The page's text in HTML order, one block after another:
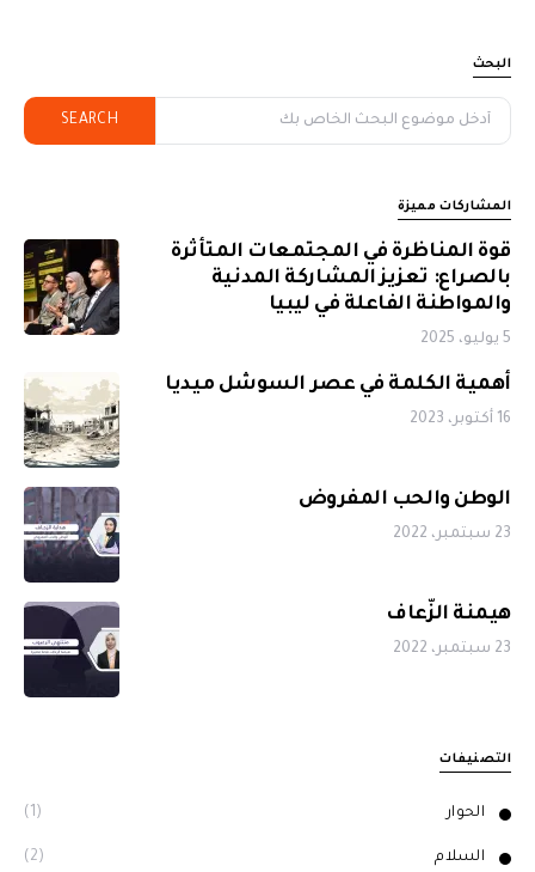
البحث
SEARCH
المشاركات مميزة
قوة المناظرة في المجتمعات المتأثرة
بالصراع: تعزيز المشاركة المدنية
والمواطنة الفاعلة في ليبيا
5 يوليو، 2025
أهمية الكلمة في عصر السوشل ميديا
16 أكتوبر، 2023
الوطن والحب المفروض
23 سبتمبر، 2022
هيمنة الزّعاف
23 سبتمبر، 2022
التصنيفات
الحوار (1)
السلام (2)